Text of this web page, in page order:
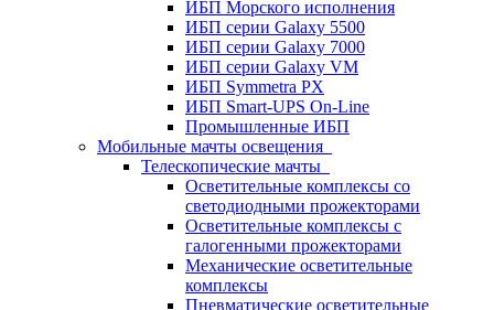
ИБП Морского исполнения
ИБП серии Galaxy 5500
ИБП серии Galaxy 7000
ИБП серии Galaxy VM
ИБП Symmetra PX
ИБП Smart-UPS On-Line
Промышленные ИБП
Мобильные мачты освещения
Телескопические мачты
Осветительные комплексы со
светодиодными прожекторами
Осветительные комплексы с
галогенными прожекторами
Механические осветительные
комплексы
Пневматические осветительные